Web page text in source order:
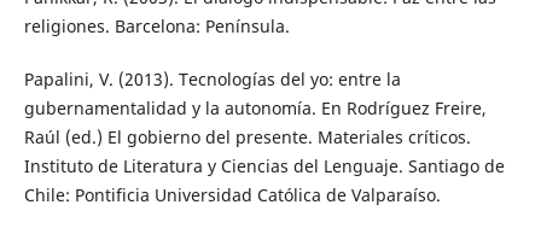
religiones. Barcelona: Península.
Papalini, V. (2013). Tecnologías del yo: entre la
gubernamentalidad y la autonomía. En Rodríguez Freire,
Raúl (ed.) El gobierno del presente. Materiales críticos.
Instituto de Literatura y Ciencias del Lenguaje. Santiago de
Chile: Pontificia Universidad Católica de Valparaíso.